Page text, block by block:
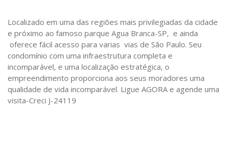
Localizado em uma das regiões mais privilegiadas da cidade
e próximo ao famoso parque Agua Branca-SP, e ainda
oferece fácil acesso para varias vias de São Paulo. Seu
condomínio com uma infraestrutura completa e
incomparável, e uma localização estratégica, o
empreendimento proporciona aos seus moradores uma
qualidade de vida incomparável. Ligue AGORA e agende uma
visita-Creci J-24119